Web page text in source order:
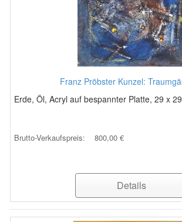
Franz Pröbster Kunzel:
Erde, Öl, Acryl auf bespannter Platte, 29 x
Brutto-Verkaufspreis: 800,00 €
Details